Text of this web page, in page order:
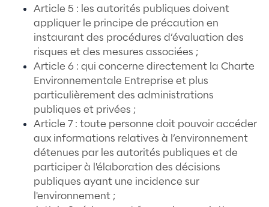
traitement des données personnelles,
conformes au règlement général sur la
des données (
RGPD) et à la loi informatique et libertés.
CHARTE ENVIRONNEMENTALE
Meent a décidé de certifier son
envers l’environnement en mettant en
Charte Environnementale.